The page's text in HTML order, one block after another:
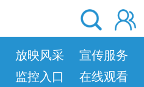
放映风采
宣传服务
监控入口 在线观看